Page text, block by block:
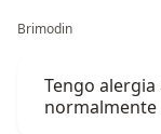
Brimodin
Tengo
normalmente